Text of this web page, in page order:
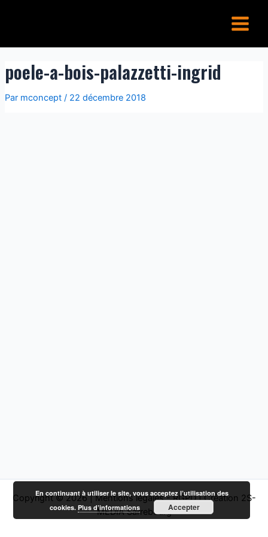
Menu
poele-a-bois-palazzetti-ingrid
Par mconcept / 22 décembre 2018
Copyright © 2026 |Mentions légales - RGPD|Création 2S-
MEDIA Sarrebourg
En continuant à utiliser le site, vous acceptez l’utilisation des
cookies.Plus d’informations Accepter